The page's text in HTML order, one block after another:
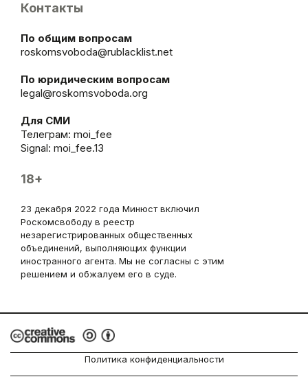
Контакты
По общим вопросам
roskomsvoboda@rublacklist.net
По юридическим вопросам
legal@roskomsvoboda.org
Для СМИ
Телеграм: moi_fee
Signal: moi_fee.13
18+
23 декабря 2022 года Минюст включил
Роскомсвободу в реестр
незарегистрированных общественных
объединений, выполняющих функции
иностранного агента. Мы не согласны с этим
решением и обжалуем его в суде.
Политика конфиденциальности